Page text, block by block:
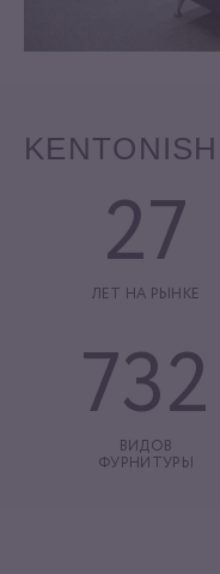
KENTONISH
27
ЛЕТ НА РЫНКЕ
732
ВИДОВ
ФУРНИТУРЫ